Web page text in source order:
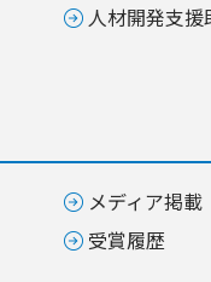
人材開発支援
メディア掲載
受賞履歴